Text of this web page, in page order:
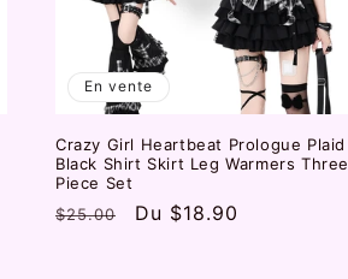
En vente
Crazy Girl Heartbeat Prologue Plaid
Black Shirt Skirt Leg Warmers Three
Piece Set
Prix
$25.00
Prix
Du $18.90